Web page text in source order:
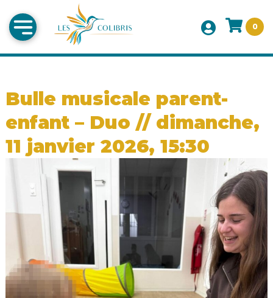
0
Bulle musicale parent-
enfant – Duo // dimanche,
11 janvier 2026, 15:30